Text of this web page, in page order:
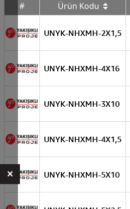
# Ürün Kodu
UNYK-NHXMH-2X1,5
UNYK-NHXMH-4X16
UNYK-NHXMH-3X10
UNYK-NHXMH-4X1,5
UNYK-NHXMH-5X10
×